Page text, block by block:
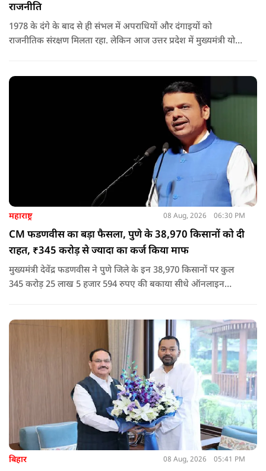
राजनीति
1978 के दंगे के बाद से ही संभल में अपराधियों और दंगाइयों को
राजनीतिक संरक्षण मिलता रहा. लेकिन आज उत्तर प्रदेश में मुख्यमंत्री योगी
नेता या सांसद क्यों न हो, यदि वह राज्य की शांति और सुरक्षा से खिलवाड़
महाराष्ट्र 08 Aug, 2026 06:30 PM
CM फडणवीस का बड़ा फैसला, पुणे के 38,970 किसानों को दी
राहत, ₹345 करोड़ से ज्यादा का कर्ज किया माफ
मुख्यमंत्री देवेंद्र फडणवीस ने पुणे जिले के इन 38,970 किसानों पर कुल
345 करोड़ 25 लाख 5 हजार 594 रुपए की बकाया सीधे ऑनलाइन
बिहार 08 Aug, 2026 05:41 PM